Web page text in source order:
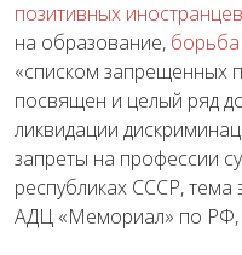
позитивных иностранцев
на образование,
«списком запрещенных
посвящен и целый ряд
ликвидации
запреты на профессии
республиках СССР, тема
АДЦ «Мемориал» по РФ,